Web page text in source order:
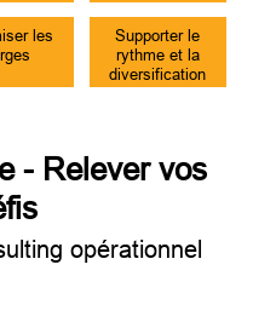
les
Supporter le
rythme et la
diversification
- Relever vos
opérationnel